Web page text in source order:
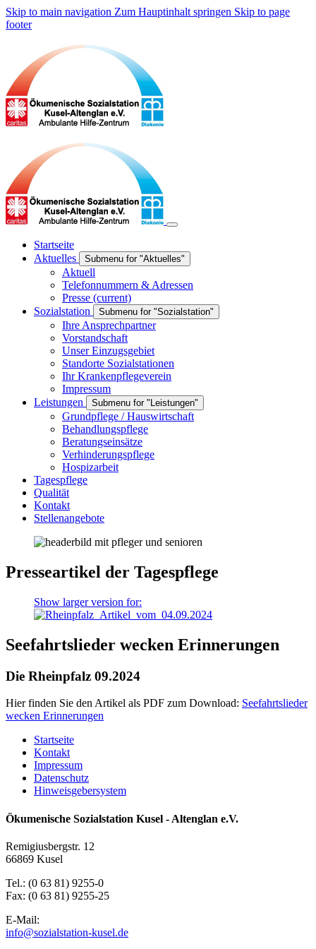
Skip to main navigation Zum Hauptinhalt springen Skip to page
footer
Startseite
Aktuelles
Submenu for "Aktuelles"
Aktuell
Telefonnummern & Adressen
Presse (current)
Sozialstation
Submenu for "Sozialstation"
Ihre Ansprechpartner
Vorstandschaft
Unser Einzugsgebiet
Standorte Sozialstationen
Ihr Krankenpflegeverein
Impressum
Leistungen
Submenu for "Leistungen"
Grundpflege / Hauswirtschaft
Behandlungspflege
Beratungseinsätze
Verhinderungspflege
Hospizarbeit
Tagespflege
Qualität
Kontakt
Stellenangebote
Presseartikel der Tagespflege
Show larger version for:
Seefahrtslieder wecken Erinnerungen
Die Rheinpfalz 09.2024
Hier finden Sie den Artikel als PDF zum Download: Seefahrtslieder
wecken Erinnerungen
Startseite
Kontakt
Impressum
Datenschutz
Hinweisgebersystem
Ökumenische Sozialstation Kusel - Altenglan e.V.
Remigiusbergstr. 12
66869 Kusel
Tel.: (0 63 81) 9255-0
Fax: (0 63 81) 9255-25
E-Mail:
info@sozialstation-kusel.de